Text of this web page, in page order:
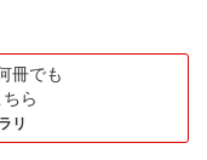
冊でも
ら
リ